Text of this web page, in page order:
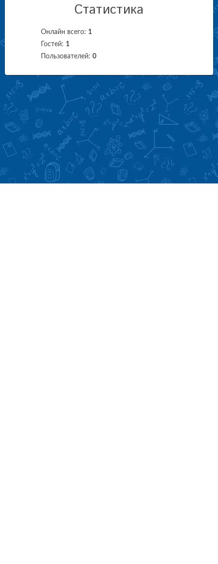
Статистика
Онлайн всего: 1
Гостей: 1
Пользователей: 0